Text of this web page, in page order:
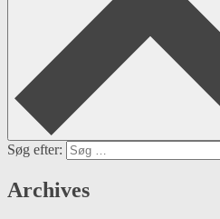
Søg efter:
Archives